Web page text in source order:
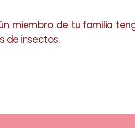
miembro de tu familia
de insectos.